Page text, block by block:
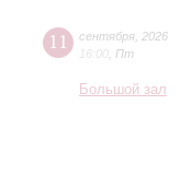
11 сентября 2026
16:00 Пт
Большой зал